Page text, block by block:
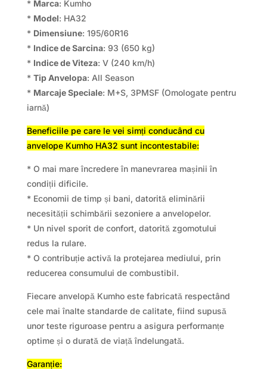
* Marca: Kumho
* Model: HA32
* Dimensiune: 195/60R16
* Indice de Sarcina: 93 (650 kg)
* Indice de Viteza: V (240 km/h)
* Tip Anvelopa: All Season
* Marcaje Speciale: M+S, 3PMSF (Omologate pentru
iarnă)
Beneficiile pe care le vei simți conducând cu
anvelope Kumho HA32 sunt incontestabile:
* O mai mare încredere în manevrarea mașinii în
condiții dificile.
* Economii de timp și bani, datorită eliminării
necesității schimbării sezoniere a anvelopelor.
* Un nivel sporit de confort, datorită zgomotului
redus la rulare.
* O contribuție activă la protejarea mediului, prin
reducerea consumului de combustibil.
Fiecare anvelopă Kumho este fabricată respectând
cele mai înalte standarde de calitate, fiind supusă
unor teste riguroase pentru a asigura performanțe
optime și o durată de viață îndelungată.
Garanție: